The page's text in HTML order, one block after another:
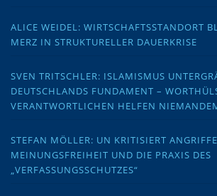
ALICE WEIDEL: WIRTSCHAFTSSTANDORT
MERZ IN STRUKTURELLER DAUERKRISE
SVEN TRITSCHLER: ISLAMISMUS
DEUTSCHLANDS FUNDAMENT –
VERANTWORTLICHEN HELFEN
STEFAN MÖLLER: UN KRITISIERT
MEINUNGSFREIHEIT UND DIE PRAXIS DES
„VERFASSUNGSSCHUTZES“